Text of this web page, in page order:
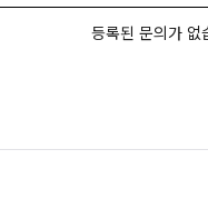
등록된 문의가 없